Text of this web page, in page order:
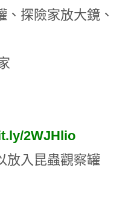
探險家放大鏡、
2WJHlio
放入昆蟲觀察罐